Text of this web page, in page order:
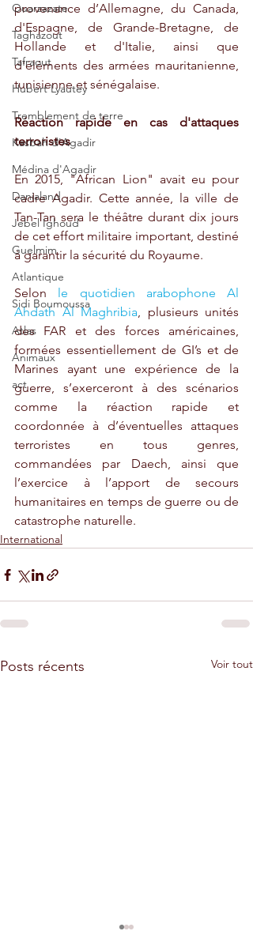
Ouarzazate
Taghazout
Tafraout
Hubert Lyautey
Tremblement de terre
Kasbah d'Agadir
Médina d'Agadir
Danialand
Jebel Ighoud
Guelmim
Atlantique
Sidi Boumoussa
Atlas
Animaux
act
provenance d’Allemagne, du Canada,
d'Espagne, de Grande-Bretagne, de
Hollande et d'Italie, ainsi que
d'éléments des armées mauritanienne,
tunisienne et sénégalaise.
Réaction rapide en cas d'attaques
terroristes
En 2015, "African Lion" avait eu pour
cadre Agadir. Cette année, la ville de
Tan-Tan sera le théâtre durant dix jours
de cet effort militaire important, destiné
à garantir la sécurité du Royaume.
Selon
le quotidien arabophone Al
Ahdath Al Maghribia, plusieurs unités
des FAR et des forces américaines,
formées essentiellement de GI’s et de
Marines ayant une expérience de la
guerre, s’exerceront à des scénarios
comme la réaction rapide et
coordonnée à d’éventuelles attaques
terroristes en tous genres,
commandées par Daech, ainsi que
l’exercice à l’apport de secours
humanitaires en temps de guerre ou de
catastrophe naturelle.
International
Posts récents Voir tout